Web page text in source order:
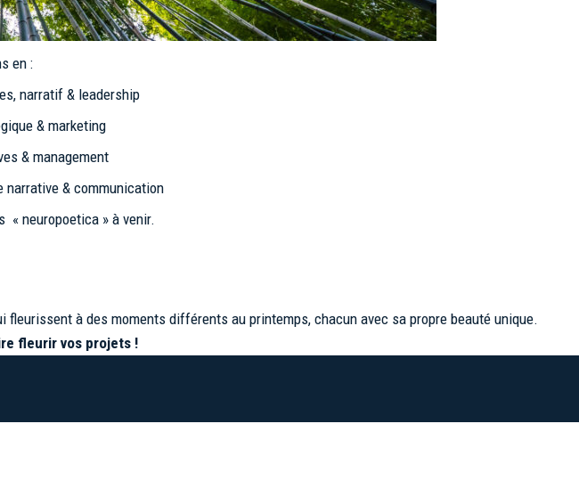
en :
narratif & leadership
& marketing
& management
& communication
« neuropoetica » à venir.
à des moments différents au printemps, chacun avec sa propre beauté unique.
fleurir vos projets !